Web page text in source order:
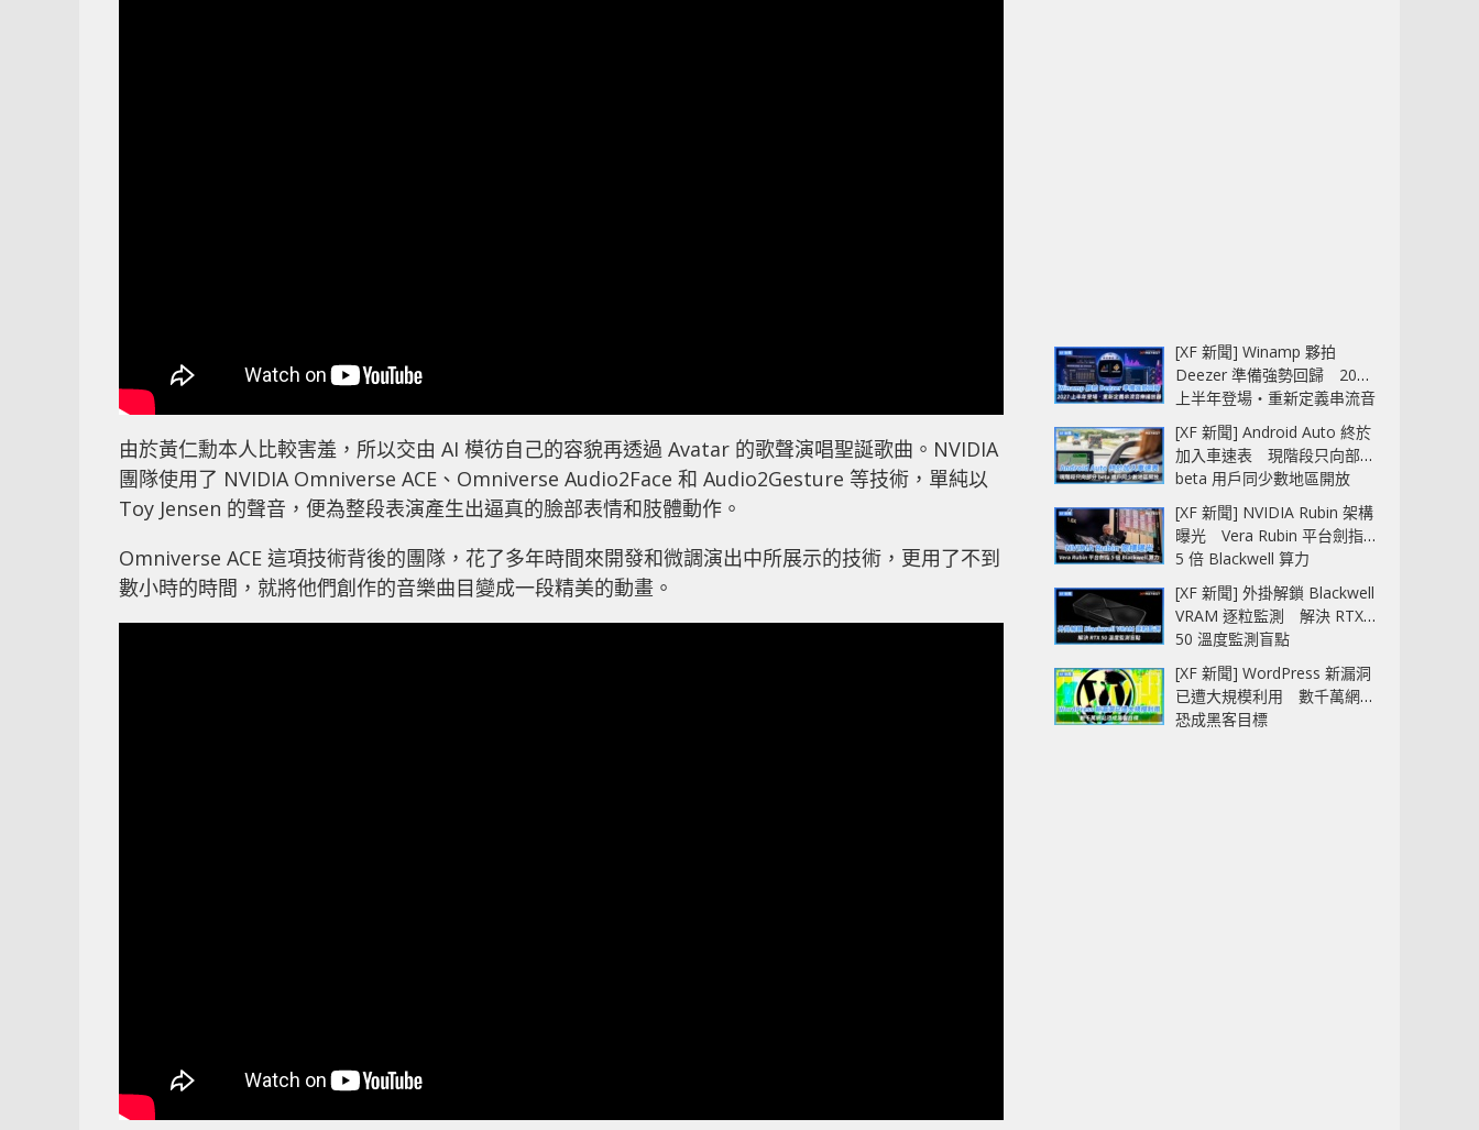
由於黃仁勳本人比較害羞，所以交由 AI 模彷自己的容貌再透過 Avatar 的歌聲演唱聖誕歌曲。NVIDIA
團隊使用了 NVIDIA Omniverse ACE、Omniverse Audio2Face 和 Audio2Gesture 等技術，單純以
Toy Jensen 的聲音，便為整段表演產生出逼真的臉部表情和肢體動作。
Omniverse ACE 這項技術背後的團隊，花了多年時間來開發和微調演出中所展示的技術，更用了不到
數小時的時間，就將他們創作的音樂曲目變成一段精美的動畫。
[XF 新聞] Winamp 夥拍
Deezer 準備強勢回歸 2027
上半年登場‧重新定義串流音
樂播放器
[XF 新聞] Android Auto 終於
加入車速表 現階段只向部分
beta 用戶同少數地區開放
[XF 新聞] NVIDIA Rubin 架構
曝光 Vera Rubin 平台劍指
5 倍 Blackwell 算力
[XF 新聞] 外掛解鎖 Blackwell
VRAM 逐粒監測 解決 RTX
50 溫度監測盲點
[XF 新聞] WordPress 新漏洞
已遭大規模利用 數千萬網站
恐成黑客目標